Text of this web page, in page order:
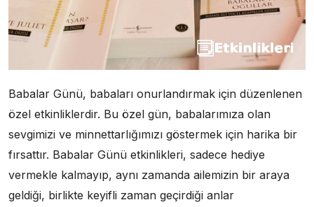
Babalar Günü, babaları onurlandırmak için düzenlenen
özel etkinliklerdir. Bu özel gün, babalarımıza olan
sevgimizi ve minnettarlığımızı göstermek için harika bir
fırsattır. Babalar Günü etkinlikleri, sadece hediye
vermekle kalmayıp, aynı zamanda ailemizin bir araya
geldiği, birlikte keyifli zaman geçirdiği anlar